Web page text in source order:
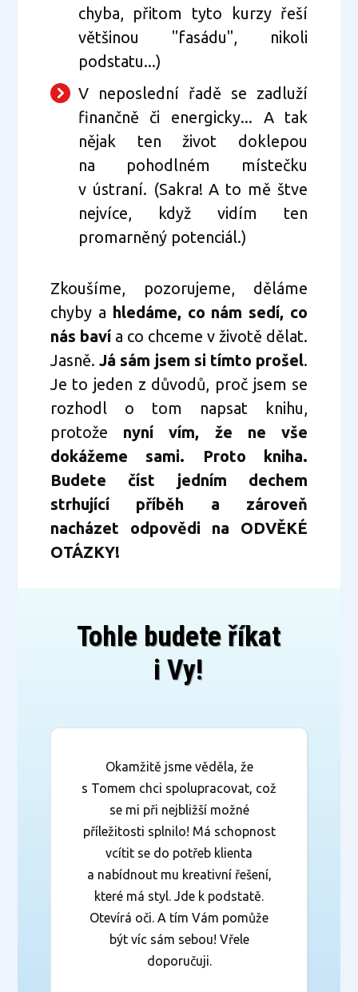
chyba, přitom tyto kurzy řeší
většinou "fasádu", nikoli
podstatu...)
V neposlední řadě se zadluží
finančně či energicky... A tak
nějak ten život doklepou
na pohodlném místečku
v ústraní. (Sakra! A to mě štve
nejvíce, když vidím ten
promarněný potenciál.)
Zkoušíme, pozorujeme, děláme
chyby a hledáme, co nám sedí, co
nás bavía co chceme v životě dělat.
Jasně. Já sám jsem si tímto prošel.
Je to jeden z důvodů, proč jsem se
rozhodl o tom napsat knihu,
protože nyní vím, že ne vše
dokážeme sami. Proto kniha.
Budete číst jedním dechem
strhující příběh a zároveň
nacházet odpovědi na ODVĚKÉ
OTÁZKY!
Tohle budete říkat
i Vy!
Okamžitě jsme věděla, že
s Tomem chci spolupracovat, což
se mi při nejbližší možné
příležitosti splnilo! Má schopnost
vcítit se do potřeb klienta
a nabídnout mu kreativní řešení,
které má styl. Jde k podstatě.
Otevírá oči. A tím Vám pomůže
být víc sám sebou! Vřele
doporučuji.